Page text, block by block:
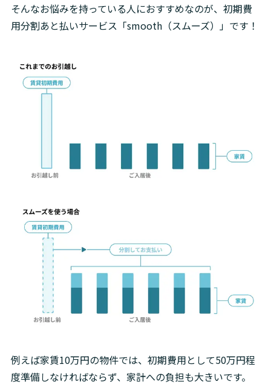
そんなお悩みを持っている人におすすめなのが、初期費
用分割あと払いサービス「smooth（スムーズ）」です！
例えば家賃10万円の物件では、初期費用として50万円程
度準備しなければならず、家計への負担も大きいです。